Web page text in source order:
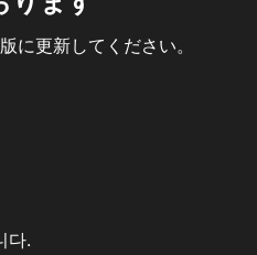
に更新してください。
다.